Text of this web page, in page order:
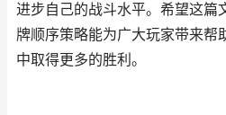
进步自己的战斗水平。希望这篇
牌顺序策略能为广大玩家带来帮
中取得更多的胜利。